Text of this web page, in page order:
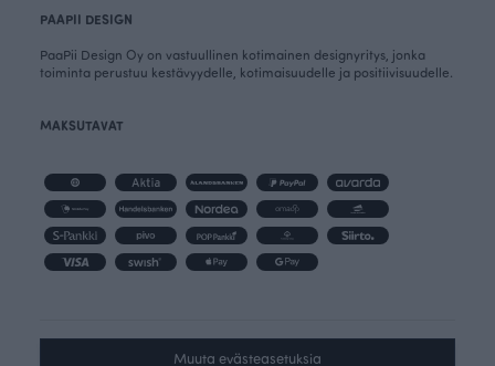
PAAPII DESIGN
PaaPii Design Oy on vastuullinen kotimainen designyritys, jonka
toiminta perustuu kestävyydelle, kotimaisuudelle ja positiivisuudelle.
MAKSUTAVAT
Muuta evästeasetuksia